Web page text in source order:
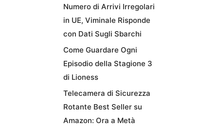
Numero di Arrivi Irregolari
in UE, Viminale Risponde
con Dati Sugli Sbarchi
Come Guardare Ogni
Episodio della Stagione 3
di Lioness
Telecamera di Sicurezza
Rotante Best Seller su
Amazon: Ora a Metà